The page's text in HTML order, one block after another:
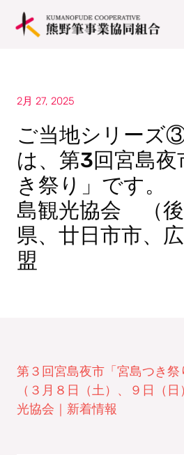
2月 27, 2025
ご当地シリーズ
は、第3回宮島夜
き祭り」です。
島観光協会 （
県、廿日市市、
盟
第３回宮島夜市「宮島つき
（３月８日（土）、９日（
光協会｜新着情報